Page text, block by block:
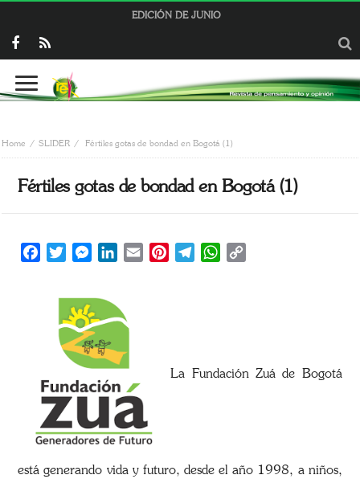
EDICIÓN DE JUNIO
Home SLIDER Fértiles gotas de bondad en Bogotá (1)
Fértiles gotas de bondad en Bogotá (1)
FacebookTwitterMessengerLinkedIn
Email PinterestTelegramWhatsApp
La Fundación Zuá de Bogotá
está generando vida y futuro, desde el año 1998, a niños,